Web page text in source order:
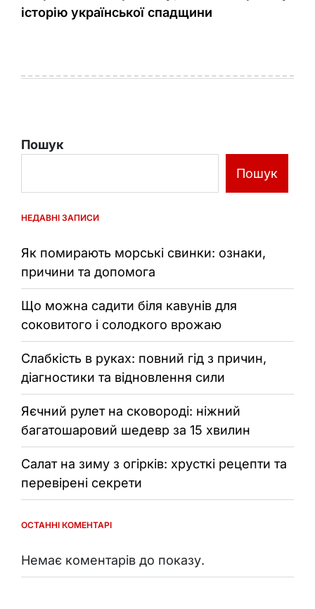
історію української спадщини
Пошук
Пошук
НЕДАВНІ ЗАПИСИ
Як помирають морські свинки: ознаки,
причини та допомога
Що можна садити біля кавунів для
соковитого і солодкого врожаю
Слабкість в руках: повний гід з причин,
діагностики та відновлення сили
Яєчний рулет на сковороді: ніжний
багатошаровий шедевр за 15 хвилин
Салат на зиму з огірків: хрусткі рецепти та
перевірені секрети
ОСТАННІ КОМЕНТАРІ
Немає коментарів до показу.